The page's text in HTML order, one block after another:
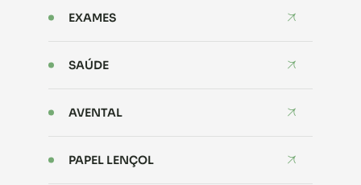
EXAMES
SAÚDE
AVENTAL
PAPEL LENÇOL